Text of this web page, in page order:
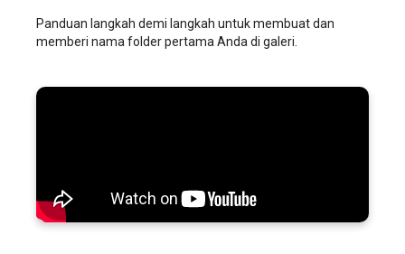
Panduan langkah demi langkah untuk membuat dan
memberi nama folder pertama Anda di galeri.